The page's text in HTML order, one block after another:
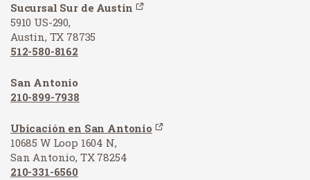
Sucursal Sur de Austin
5910 US-290,
Austin, TX 78735
512-580-8162
San Antonio
210-899-7938
Ubicación en San Antonio
10685 W Loop 1604 N,
San Antonio, TX 78254
210-331-6560